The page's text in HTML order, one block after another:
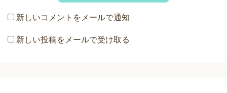
新しいコメントをメールで通知
新しい投稿をメールで受け取る